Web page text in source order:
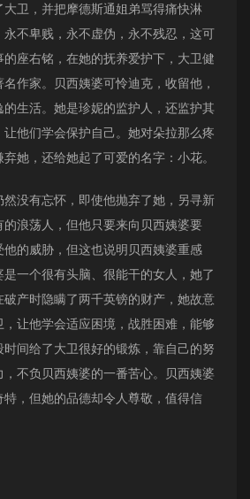
卫，并把摩德斯通姐弟骂得痛快淋
不卑贱，永不虚伪，永不残忍，这可
座右铭，在她的抚养爱护下，大卫健
作家。贝西姨婆可怜迪克，收留他，
生活。她是珍妮的监护人，还监护其
他们学会保护自己。她对朵拉那么疼
她，还给她起了可爱的名字：小花。
然没有忘怀，即使他抛弃了她，另寻新
浪荡人，但他只要来向贝西姨婆要
的威胁，但这也说明贝西姨婆重感
一个很有头脑、很能干的女人，她了
产时隐瞒了两千英镑的财产，她故意
让他学会适应困境，战胜困难，能够
间给了大卫很好的锻炼，靠自己的努
不负贝西姨婆的一番苦心。贝西姨婆
，但她的品德却令人尊敬，值得信